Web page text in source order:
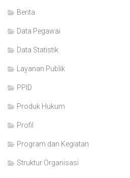
Berita
Data Pegawai
Data Statistik
Layanan Publik
PPID
Produk Hukum
Profil
Program dan Kegiatan
Struktur Organisasi